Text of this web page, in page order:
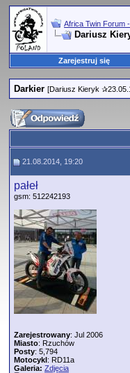
Africa Twin Forum
Dariusz
Zarejestruj się
Darkier [Dariusz Kieryk
21.08.2014, 19:20
pałeł
gsm: 512242193
Zarejestrowany: Jul 2006
Miasto: Rzuchów
Posty: 5,794
Motocykl: RD11a
Galeria: Zdjęcia